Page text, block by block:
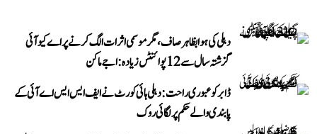
دہلی کی ہوا بظاہر صاف، مگر موسمی اثرات الگ کرنے پر اے کیو آئی
گزشتہ سال سے 12 پوائنٹس زیادہ: اجے ماکن
ڈابر کو عبوری راحت: دہلی ہائی کورٹ نے ایف ایس ایس اے آئی کے
پابندی والے حکم پر لگائی روک